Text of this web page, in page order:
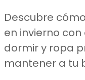
Descubre
en invierno
dormir y ropa
mantener a tu